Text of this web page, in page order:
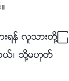
ရန္ လူသားတို႔ၾ
ာယ္၊ သို႔မဟုတ္